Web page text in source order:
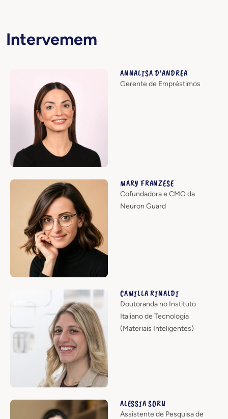
Intervemem
ANNALISA D'ANDREA
Gerente de Empréstimos
MARY FRANZESE
Cofundadora e CMO da
Neuron Guard
CAMILLA RINALDI
Doutoranda no Instituto
Italiano de Tecnologia
(Materiais Inteligentes)
ALESSIA SORU
Assistente de Pesquisa de